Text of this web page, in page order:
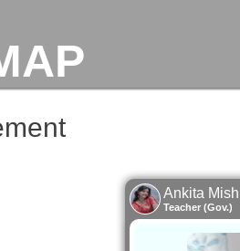
Ankita
Teacher (Gov.)